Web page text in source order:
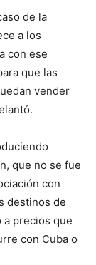
de la
a los
con ese
que las
vender
que no se fue
con
destinos de
precios que
con Cuba o